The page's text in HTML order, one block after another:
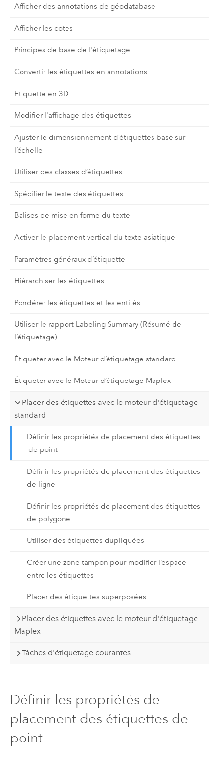
Afficher des annotations de géodatabase
Afficher les cotes
Principes de base de l'étiquetage
Convertir les étiquettes en annotations
Étiquette en 3D
Modifier l'affichage des étiquettes
Ajuster le dimensionnement d’étiquettes basé sur
l’échelle
Utiliser des classes d’étiquettes
Spécifier le texte des étiquettes
Balises de mise en forme du texte
Activer le placement vertical du texte asiatique
Paramètres généraux d’étiquette
Hiérarchiser les étiquettes
Pondérer les étiquettes et les entités
Utiliser le rapport Labeling Summary (Résumé de
l’étiquetage)
Étiqueter avec le Moteur d’étiquetage standard
Étiqueter avec le Moteur d’étiquetage Maplex
Placer des étiquettes avec le moteur d'étiquetage
standard
Définir les propriétés de placement des étiquettes
de point
Définir les propriétés de placement des étiquettes
de ligne
Définir les propriétés de placement des étiquettes
de polygone
Utiliser des étiquettes dupliquées
Créer une zone tampon pour modifier l’espace
entre les étiquettes
Placer des étiquettes superposées
Placer des étiquettes avec le moteur d'étiquetage
Maplex
Tâches d'étiquetage courantes
Définir les propriétés de
placement des étiquettes de
point